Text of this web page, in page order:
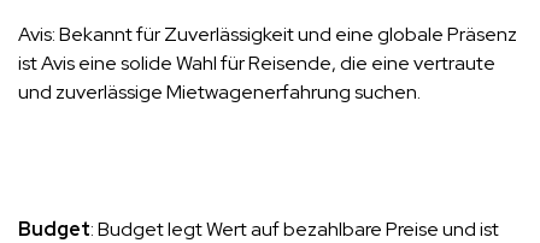
Avis: Bekannt für Zuverlässigkeit und eine globale Präsenz
ist Avis eine solide Wahl für Reisende, die eine vertraute
und zuverlässige Mietwagenerfahrung suchen.
Budget: Budget legt Wert auf bezahlbare Preise und ist